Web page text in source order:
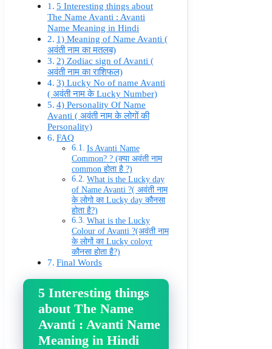
5 Interesting things about
The Name Avanti : Avanti
Name Meaning in Hindi
1) Meaning of Name Avanti (
अवंती नाम का मतलब)
2) Zodiac sign of Avanti (
अवंती नाम का राशिफल)
3) Lucky No of name Avanti
( अवंती नाम के Lucky Number)
4) Personality Of Name
Avanti ( अवंती नाम के लोगों की
Personality)
FAQ
Is Avanti Name
Common? ? (क्या अवंती नाम
common होता है ?)
What is the Lucky day
of Name Avanti ?( अवंती नाम
के लोगो का Lucky day कौनसा
होता है?)
What is the Lucky
Colour of Avanti ?(अवंती नाम
के लोगों का Lucky coloyr
कौनसा होता है?)
Final Words
5 Interesting things
about The Name
Avanti : Avanti Name
Meaning in Hindi